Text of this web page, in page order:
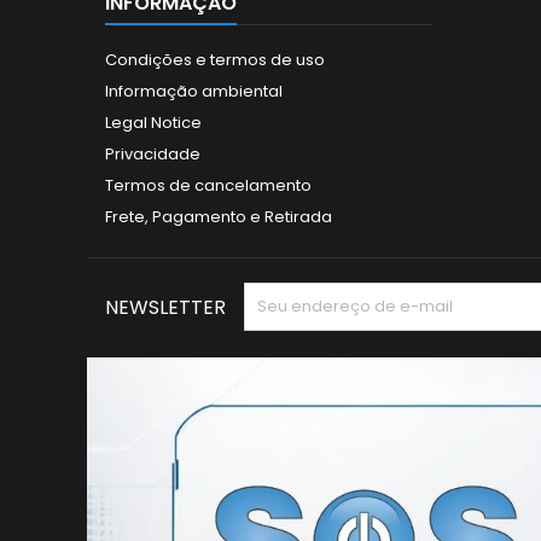
Condições e termos de uso
Informação ambiental
Legal Notice
Privacidade
Termos de cancelamento
Frete, Pagamento e Retirada
NEWSLETTER